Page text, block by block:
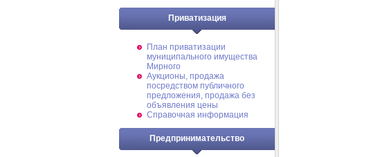
Приватизация
План приватизации
муниципального имущества
Мирного
Аукционы, продажа
посредством публичного
предложения, продажа без
объявления цены
Справочная информация
Предпринимательство